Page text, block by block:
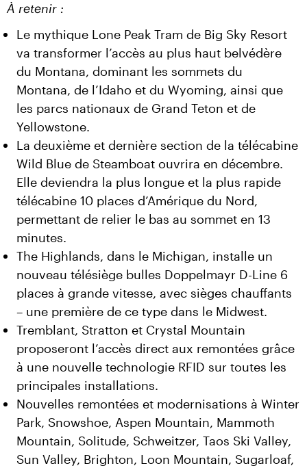
À retenir :
Le mythique Lone Peak Tram de Big Sky Resort
va transformer l’accès au plus haut belvédère
du Montana, dominant les sommets du
Montana, de l’Idaho et du Wyoming, ainsi que
les parcs nationaux de Grand Teton et de
Yellowstone.
La deuxième et dernière section de la télécabine
Wild Blue de Steamboat ouvrira en décembre.
Elle deviendra la plus longue et la plus rapide
télécabine 10 places d’Amérique du Nord,
permettant de relier le bas au sommet en 13
minutes.
The Highlands, dans le Michigan, installe un
nouveau télésiège bulles Doppelmayr D-Line 6
places à grande vitesse, avec sièges chauffants
– une première de ce type dans le Midwest.
Tremblant, Stratton et Crystal Mountain
proposeront l’accès direct aux remontées grâce
à une nouvelle technologie RFID sur toutes les
principales installations.
Nouvelles remontées et modernisations à Winter
Park, Snowshoe, Aspen Mountain, Mammoth
Mountain, Solitude, Schweitzer, Taos Ski Valley,
Sun Valley, Brighton, Loon Mountain, Sugarloaf,